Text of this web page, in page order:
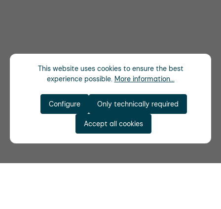
This website uses cookies to ensure the best
experience possible. More information...
Only technically required
Configure
Accept all cookies